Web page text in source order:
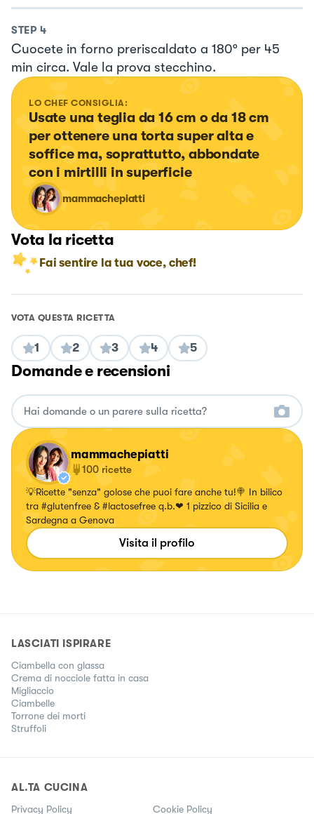
STEP 4
Cuocete in forno preriscaldato a 180° per 45
min circa. Vale la prova stecchino.
LO CHEF CONSIGLIA:
Usate una teglia da 16 cm o da 18 cm
per ottenere una torta super alta e
soffice ma, soprattutto, abbondate
con i mirtilli in superficie
mammachepiatti
Vota la ricetta
Fai sentire la tua voce, chef!
VOTA QUESTA RICETTA
1 2 3 4 5
Domande e recensioni
mammachepiatti
100 ricette
💡Ricette "senza" golose che puoi fare anche tu!🍭 In bilico
tra #glutenfree & #lactosefree q.b.❤ 1 pizzico di Sicilia e
Sardegna a Genova
Visita il profilo
LASCIATI ISPIRARE
Ciambella con glassa
Crema di nocciole fatta in casa
Migliaccio
Ciambelle
Torrone dei morti
Struffoli
AL.TA CUCINA
Privacy Policy Cookie Policy